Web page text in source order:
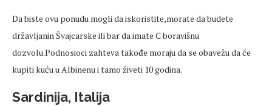
Da biste ovu ponudu mogli da iskoristite,morate da budete
državljanin Švajcarske ili bar da imate C boravišnu
dozvolu.Podnosioci zahteva takođe moraju da se obavežu da će
kupiti kuću u Albinenu i tamo živeti 10 godina.
Sardinija, Italija